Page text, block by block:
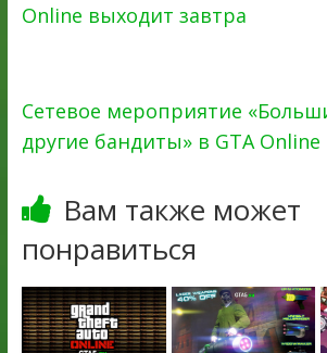
Online выходит завтра
Сетевое мероприятие
другие бандиты» в GTA Online
Вам также может
понравиться